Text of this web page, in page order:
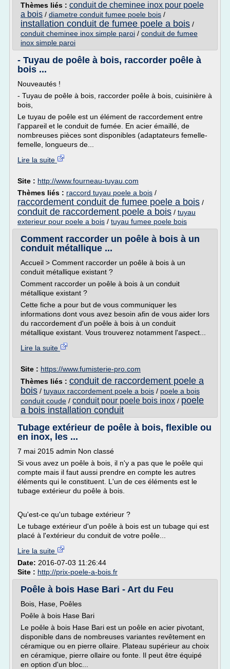
Thèmes liés : conduit de cheminee inox pour poele
a bois / diametre conduit fumee poele bois /
installation conduit de fumee poele a bois /
conduit cheminee inox simple paroi / conduit de fumee
inox simple paroi
- Tuyau de poêle à bois, raccorder poêle à
bois ...
Nouveautés !
- Tuyau de poêle à bois, raccorder poêle à bois, cuisinière à
bois,
Le tuyau de poêle est un élément de raccordement entre
l'appareil et le conduit de fumée. En acier émaillé, de
nombreuses pièces sont disponibles (adaptateurs femelle-
femelle, longueurs de...
Lire la suite
Site : http://www.fourneau-tuyau.com
Thèmes liés : raccord tuyau poele a bois /
raccordement conduit de fumee poele a bois /
conduit de raccordement poele a bois / tuyau
exterieur pour poele a bois / tuyau fumee poele bois
Comment raccorder un poêle à bois à un
conduit métallique ...
Accueil > Comment raccorder un poêle à bois à un
conduit métallique existant ?
Comment raccorder un poêle à bois à un conduit
métallique existant ?
Cette fiche a pour but de vous communiquer les
informations dont vous avez besoin afin de vous aider lors
du raccordement d'un poêle à bois à un conduit
métallique existant. Vous trouverez notamment l'aspect...
Lire la suite
Site : https://www.fumisterie-pro.com
Thèmes liés : conduit de raccordement poele a
bois / tuyaux raccordement poele a bois / poele a bois
conduit coude / conduit pour poele bois inox / poele
a bois installation conduit
Tubage extérieur de poêle à bois, flexible ou
en inox, les ...
7 mai 2015 admin Non classé
Si vous avez un poêle à bois, il n'y a pas que le poêle qui
compte mais il faut aussi prendre en compte les autres
éléments qui le constituent. L'un de ces éléments est le
tubage extérieur du poêle à bois.
Qu'est-ce qu'un tubage extérieur ?
Le tubage extérieur d'un poêle à bois est un tubage qui est
placé à l'extérieur du conduit de votre poêle...
Lire la suite
Date: 2016-07-03 11:26:44
Site : http://prix-poele-a-bois.fr
Poêle à bois Hase Bari - Art du Feu
Bois, Hase, Poêles
Poêle à bois Hase Bari
Le poêle à bois Hase Bari est un poêle en acier pivotant,
disponible dans de nombreuses variantes revêtement en
céramique ou en pierre ollaire. Plateau supérieur au choix
en céramique, pierre ollaire ou fonte. Il peut être équipé
en option d'un bloc...